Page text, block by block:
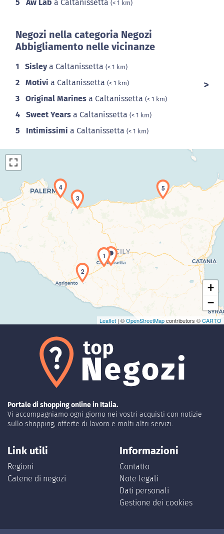
5 Aw Lab a Caltanissetta (< 1 km)
Negozi nella categoria Negozi
Abbigliamento nelle vicinanze
1 Sisleya Caltanissetta (< 1 km)
2 Motivi a Caltanissetta (< 1 km)
3 Original Marines a Caltanissetta (< 1 km)
4 Sweet Years a Caltanissetta (< 1 km)
5 Intimissimi a Caltanissetta (< 1 km)
Caricamento della carta in corso...
1
2
3
4 5
+
−
Leaflet | ©OpenStreetMapcontributors ©CARTO
Portale di shopping online in Italia.
Vi accompagniamo ogni giorno nei vostri acquisti con notizie
sullo shopping, offerte di lavoro e molti altri servizi.
Link utili
Regioni
Catene di negozi
Informazioni
Contatto
Note legali
Dati personali
Gestione dei cookies